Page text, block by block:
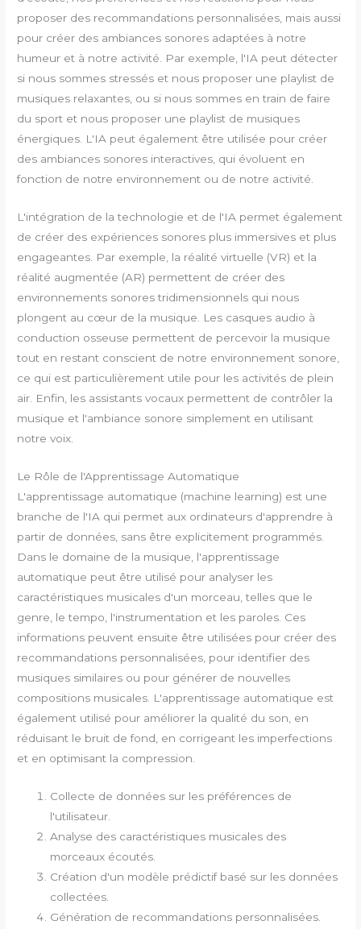
proposer des recommandations personnalisées, mais aussi
pour créer des ambiances sonores adaptées à notre
humeur et à notre activité. Par exemple, l'IA peut détecter
si nous sommes stressés et nous proposer une playlist de
musiques relaxantes, ou si nous sommes en train de faire
du sport et nous proposer une playlist de musiques
énergiques. L'IA peut également être utilisée pour créer
des ambiances sonores interactives, qui évoluent en
fonction de notre environnement ou de notre activité.
L'intégration de la technologie et de l'IA permet également
de créer des expériences sonores plus immersives et plus
engageantes. Par exemple, la réalité virtuelle (VR) et la
réalité augmentée (AR) permettent de créer des
environnements sonores tridimensionnels qui nous
plongent au cœur de la musique. Les casques audio à
conduction osseuse permettent de percevoir la musique
tout en restant conscient de notre environnement sonore,
ce qui est particulièrement utile pour les activités de plein
air. Enfin, les assistants vocaux permettent de contrôler la
musique et l'ambiance sonore simplement en utilisant
notre voix.
Le Rôle de l'Apprentissage Automatique
L'apprentissage automatique (machine learning) est une
branche de l'IA qui permet aux ordinateurs d'apprendre à
partir de données, sans être explicitement programmés.
Dans le domaine de la musique, l'apprentissage
automatique peut être utilisé pour analyser les
caractéristiques musicales d'un morceau, telles que le
genre, le tempo, l'instrumentation et les paroles. Ces
informations peuvent ensuite être utilisées pour créer des
recommandations personnalisées, pour identifier des
musiques similaires ou pour générer de nouvelles
compositions musicales. L'apprentissage automatique est
également utilisé pour améliorer la qualité du son, en
réduisant le bruit de fond, en corrigeant les imperfections
et en optimisant la compression.
Collecte de données sur les préférences de
l'utilisateur.
Analyse des caractéristiques musicales des
morceaux écoutés.
Création d'un modèle prédictif basé sur les données
collectées.
Génération de recommandations personnalisées.